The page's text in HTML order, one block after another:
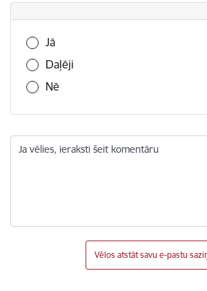
Vai šī informācija bija noderīga?
Jā
Daļēji
Nē
Ja vēlies, ieraksti šeit komentāru
Vēlos atstāt savu e-pastu